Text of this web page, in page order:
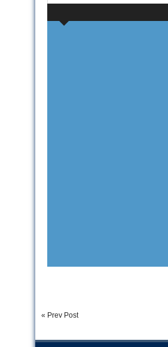
« Prev Post